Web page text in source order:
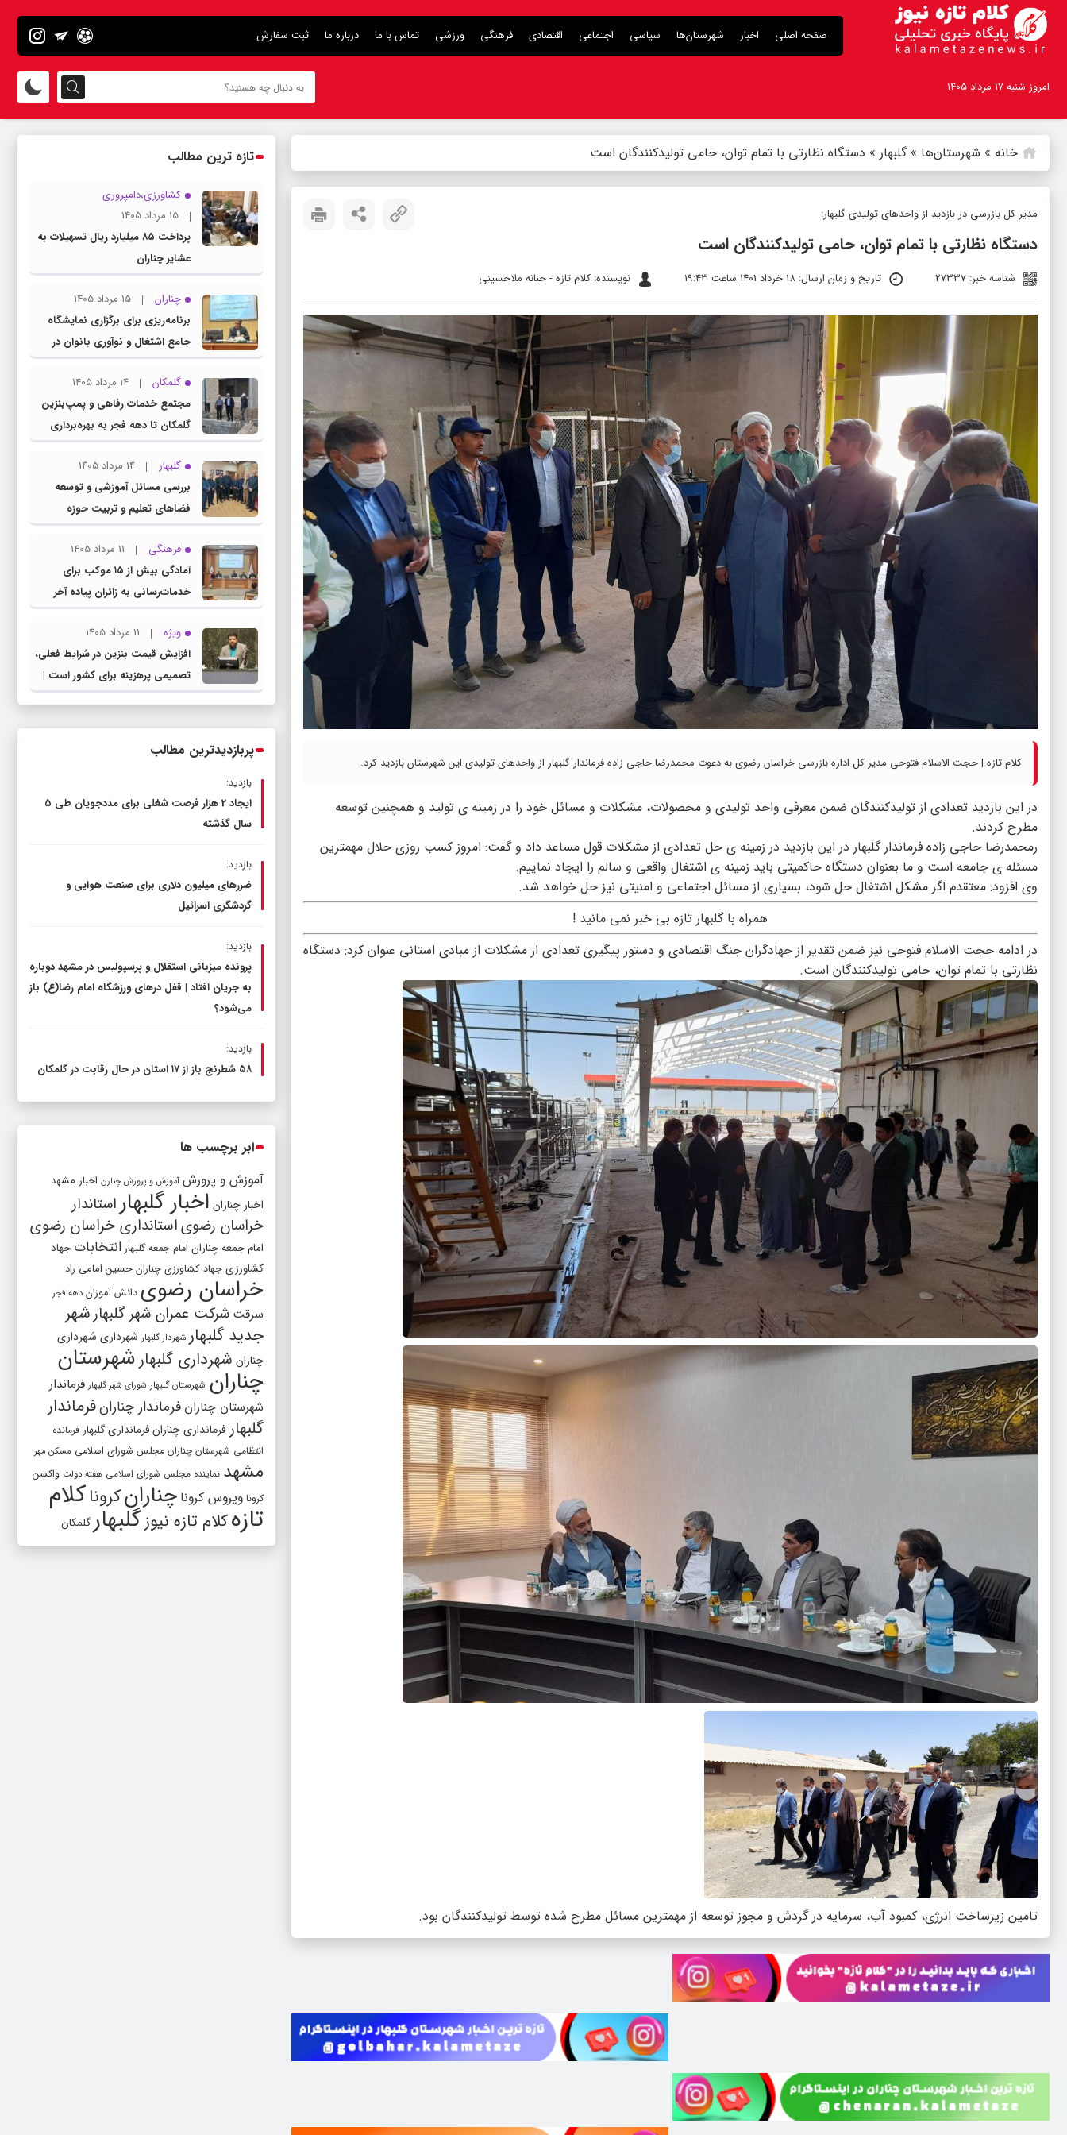
صفحه اصلی اخبار شهرستان‌ها سیاسی اجتماعی اقتصادی فرهنگی ورزشی تماس با ما درباره ما ثبت سفارش
امروز شنبه ۱۷ مرداد ۱۴۰۵
خانه » شهرستان‌ها »گلبهار » دستگاه نظارتی با تمام توان، حامی تولیدکنندگان است
مدیر کل بازرسی در بازدید از واحدهای تولیدی گلبهار:
دستگاه نظارتی با تمام توان، حامی تولیدکنندگان است
شناسه خبر: 27337 تاریخ و زمان ارسال: 18 خرداد 1401 ساعت 19:43 نویسنده: کلام تازه - حنانه ملاحسینی
کلام تازه | حجت الاسلام فتوحی مدیر کل اداره بازرسی خراسان رضوی به دعوت محمدرضا حاجی زاده فرماندار گلبهار از واحدهای تولیدی این شهرستان بازدید کرد.
در این بازدید تعدادی از تولیدکنندگان ضمن معرفی واحد تولیدی و محصولات، مشکلات و مسائل خود را در زمینه ی تولید و همچنین توسعه
مطرح کردند.
رمحمدرضا حاجی زاده فرماندار گلبهار در این بازدید در زمینه ی حل تعدادی از مشکلات قول مساعد داد و گفت: امروز کسب روزی حلال مهمترین
مسئله ی جامعه است و ما بعنوان دستگاه حاکمیتی باید زمینه ی اشتغال واقعی و سالم را ایجاد نماییم.
وی افزود: معتقدم اگر مشکل اشتغال حل شود، بسیاری از مسائل اجتماعی و امنیتی نیز حل خواهد شد.
همراه با گلبهار تازه بی خبر نمی مانید !
در ادامه حجت الاسلام فتوحی نیز ضمن تقدیر از جهادگران جنگ اقتصادی و دستور پیگیری تعدادی از مشکلات از مبادی استانی عنوان کرد: دستگاه
نظارتی با تمام توان، حامی تولیدکنندگان است.
تامین زیرساخت انرژی، کمبود آب، سرمایه در گردش و مجوز توسعه از مهمترین مسائل مطرح شده توسط تولیدکنندگان بود.
تازه ترین مطالب
کشاورزی،دامپروری
15 مرداد 1405
پرداخت ۸۵ میلیارد ریال تسهیلات به
عشایر چناران
چناران
15 مرداد 1405
برنامه‌ریزی برای برگزاری نمایشگاه
جامع اشتغال و نوآوری بانوان در
چناران
گلمکان
14 مرداد 1405
مجتمع خدمات رفاهی و پمپ‌بنزین
گلمکان تا دهه فجر به بهره‌برداری
می‌رسد
گلبهار
14 مرداد 1405
بررسی مسائل آموزشی و توسعه
فضاهای تعلیم و تربیت حوزه
انتخابیه در نشست مشترک عضو
کمیسیون آموزش مجلس با مدیرکل
آموزش و پرورش خراسان رضوی
فرهنگی
11 مرداد 1405
آمادگی بیش از ۱۵ موکب برای
خدمات‌رسانی به زائران پیاده آخر
صفر در شهرستان چناران
ویژه
11 مرداد 1405
افزایش قیمت بنزین در شرایط فعلی،
تصمیمی پرهزینه برای کشور است |
دولت، قاچاق سوخت و عوامل اصلی
پربازدیدترین مطالب
بازدید:
ایجاد 2 هزار فرصت شغلی برای مددجویان طی ۵
سال گذشته
بازدید:
ضررهای میلیون دلاری برای صنعت هوایی و
گردشگری اسرائیل
بازدید:
پرونده میزبانی استقلال و پرسپولیس در مشهد دوباره
به جریان افتاد | قفل در‌های ورزشگاه امام رضا(ع) باز
می‌شود؟
بازدید:
۵۸ شطرنج‌ باز از ۱۷ استان در حال رقابت در گلمکان
ابر برچسب ها
آموزش و پرورش آموزش و پرورش چنارن اخبار مشهد
اخبار چناران اخبار گلبهار استاندار
خراسان رضویاستانداری خراسان رضوی
امام جمعه چناران امام جمعه گلبهار انتخابات جهاد
کشاورزی جهاد کشاورزی چناران حسین امامی راد
خراسان رضوی دانش آموزان دهه فجر
سرقت شرکت عمران شهر گلبهارشهر
جدید گلبهار شهردار گلبهار شهرداری شهرداری
چناران شهرداری گلبهار شهرستان
چناران شهرستان گلبهار شورای شهر گلبهار فرماندار
شهرستان چناران فرماندار چنارانفرماندار
گلبهار فرمانداری چنارانفرمانداری گلبهار فرمانده
انتظامی شهرستان چناران مجلس شورای اسلامی مسکن مهر
مشهد نماینده مجلس شورای اسلامی هفته دولت واکسن
کرونا ویروس کرونا چنارانکروناکلام
تازهکلام تازه نیوزگلبهارگلمکان